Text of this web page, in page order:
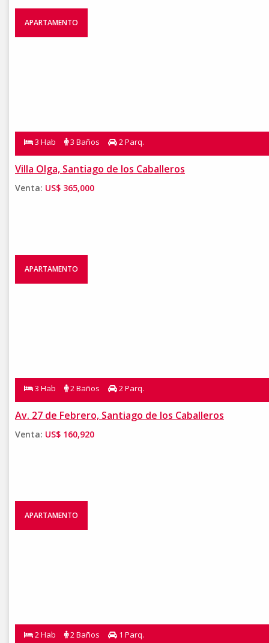
APARTAMENTO
3 Hab 3 Baños 2 Parq.
Villa Olga, Santiago de los Caballeros
Venta: US$ 365,000
APARTAMENTO
3 Hab 2 Baños 2 Parq.
Av. 27 de Febrero, Santiago de los Caballeros
Venta: US$ 160,920
APARTAMENTO
2 Hab 2 Baños 1 Parq.